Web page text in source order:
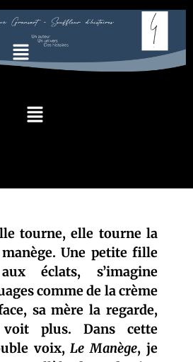
tourne, elle tourne la
Une petite fille
éclats, s’imagine
comme de la crème
sa mère la regarde,
plus. Dans cette
voix,Le Manège, je